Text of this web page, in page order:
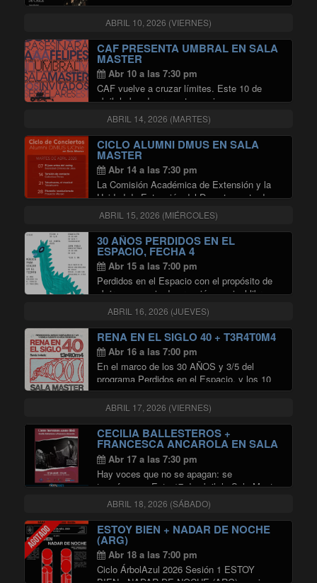
vuelve a Chile y Argentina para realizar
conciertos que exponen su universo creativo.
sonoro, literario; donde habita la canción de
autor, …Continuar leyendo"BRIELA OJEDA EN
ABRIL 10, 2026 (VIERNES)
CAF PRESENTA UMBRAL EN SALA
MASTER
Abr 10 a las 7:30 pm
CAF vuelve a cruzar límites. Este 10 de
abril, la banda presenta en vivo su onceavo
disco de estudio: “Umbral”, en un concierto
único en la Sala Master, donde se abrirá una
nueva etapa sonora …Continuar leyendo"CAF
ABRIL 14, 2026 (MARTES)
CICLO ALUMNI DMUS EN SALA
MASTER
Abr 14 a las 7:30 pm
La Comisión Académica de Extensión y la
Unidad de Extensión del Departamento de
Música (DMUS) de la Universidad de Chile
invitan a disfrutar del ciclo de conciertos de
alumni del DMUS, que realizarán en en …
Continuar leyendo"CICLO ALUMNI DMUS EN SALA
ABRIL 15, 2026 (MIÉRCOLES)
30 AÑOS PERDIDOS EN EL
ESPACIO, FECHA 4
Abr 15 a las 7:00 pm
Perdidos en el Espacio con el propósito de
abrir un espacio de creación musical libre,
sin condicionamientos comerciales ni
dictados del mercado, ha invitado al
productor de escena independiente y
experimental Astrocaglia a realizar una …
Continuar leyendo"30 AÑOS PERDIDOS EN EL
ABRIL 16, 2026 (JUEVES)
RENA EN EL SIGLO 40 + T3R4T0M4
Abr 16 a las 7:00 pm
En el marco de los 30 AÑOS y 3/5 del
programa Perdidos en el Espacio, y los 10
años del sello Gemelo Parásito, el jueves 16
de abril, en Sala Master de la Radio
Continuar leyendo
ABRIL 17, 2026 (VIERNES)
CECILIA BALLESTEROS +
FRANCESCA ANCAROLA EN SALA
MASTER
Abr 17 a las 7:30 pm
Hay voces que no se apagan: se
transforman. Este 17 de abril, la Sala Master
se convertirá en el escenario de un homenaje
único: “Canto hermano, canto libre”, un
concierto que rinde tributo a dos …
Continuar leyendo "CECILIA BALLESTEROS +
ABRIL 18, 2026 (SÁBADO)
ESTOY BIEN + NADAR DE NOCHE
(ARG)
Abr 18 a las 7:00 pm
Ciclo ÁrbolAzul 2026 Sesión 1 ESTOY